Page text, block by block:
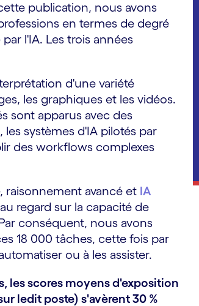
publication, nous avons
en termes de degré
l'IA. Les trois années
d'une variété
les graphiques et les vidéos.
sont apparus avec des
systèmes d'IA pilotés par
des workflows complexes
raisonnement avancé et IA
regard sur la capacité de
conséquent, nous avons
18 000 tâches, cette fois par
ou à les assister.
les scores moyens d'exposition
ledit poste) s'avèrent 30 %